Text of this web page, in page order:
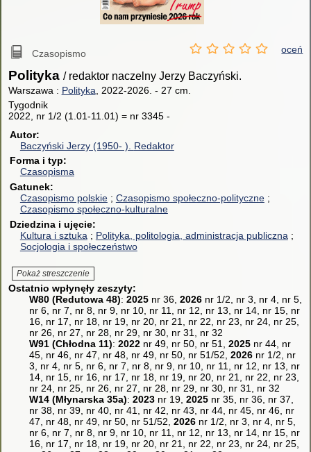
Czasopismo oceń
Polityka / redaktor naczelny Jerzy Baczyński.
Warszawa : Polityka, 2022-2026. - 27 cm.
Tygodnik
2022, nr 1/2 (1.01-11.01) = nr 3345 -
Autor
Baczyński Jerzy (1950- ). Redaktor
Forma i typ
Czasopisma
Gatunek
Czasopismo polskie
Czasopismo społeczno-polityczne
Czasopismo społeczno-kulturalne
Dziedzina i ujęcie
Kultura i sztuka
Polityka, politologia, administracja publiczna
Socjologia i społeczeństwo
Pokaż streszczenie
Ostatnio wpłynęły zeszyty:
W80 (Redutowa 48): 2025nr 36, 2026nr 1/2, nr 3, nr 4, nr 5,
nr 6, nr 7, nr 8, nr 9, nr 10, nr 11, nr 12, nr 13, nr 14, nr 15, nr
16, nr 17, nr 18, nr 19, nr 20, nr 21, nr 22, nr 23, nr 24, nr 25,
nr 26, nr 27, nr 28, nr 29, nr 30, nr 31, nr 32
W91 (Chłodna 11): 2022nr 49, nr 50, nr 51, 2025nr 44, nr
45, nr 46, nr 47, nr 48, nr 49, nr 50, nr 51/52, 2026nr 1/2, nr
3, nr 4, nr 5, nr 6, nr 7, nr 8, nr 9, nr 10, nr 11, nr 12, nr 13, nr
14, nr 15, nr 16, nr 17, nr 18, nr 19, nr 20, nr 21, nr 22, nr 23,
nr 24, nr 25, nr 26, nr 27, nr 28, nr 29, nr 30, nr 31, nr 32
W14 (Młynarska 35a): 2023nr 19, 2025nr 35, nr 36, nr 37,
nr 38, nr 39, nr 40, nr 41, nr 42, nr 43, nr 44, nr 45, nr 46, nr
47, nr 48, nr 49, nr 50, nr 51/52, 2026nr 1/2, nr 3, nr 4, nr 5,
nr 6, nr 7, nr 8, nr 9, nr 10, nr 11, nr 12, nr 13, nr 14, nr 15, nr
16, nr 17, nr 18, nr 19, nr 20, nr 21, nr 22, nr 23, nr 24, nr 25,